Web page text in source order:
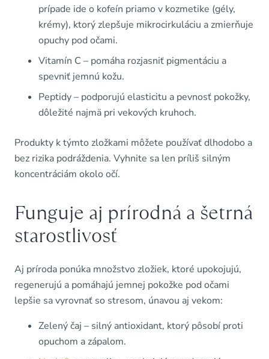
prípade ide o kofeín priamo v kozmetike (gély,
krémy), ktorý zlepšuje mikrocirkuláciu a zmierňuje
opuchy pod očami.
Vitamín C – pomáha rozjasniť pigmentáciu a
spevniť jemnú kožu.
Peptidy – podporujú elasticitu a pevnosť pokožky,
dôležité najmä pri vekových kruhoch.
Produkty k týmto zložkami môžete používať dlhodobo a
bez rizika podráždenia. Vyhnite sa len príliš silným
koncentráciám okolo očí.
Funguje aj prírodná a šetrná
starostlivosť
Aj príroda ponúka množstvo zložiek, ktoré upokojujú,
regenerujú a pomáhajú jemnej pokožke pod očami
lepšie sa vyrovnať so stresom, únavou aj vekom:
Zelený čaj – silný antioxidant, ktorý pôsobí proti
opuchom a zápalom.